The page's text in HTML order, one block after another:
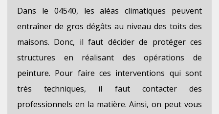
Dans le 04540, les aléas climatiques peuvent
entraîner de gros dégâts au niveau des toits des
maisons. Donc, il faut décider de protéger ces
structures en réalisant des opérations de
peinture. Pour faire ces interventions qui sont
très techniques, il faut contacter des
professionnels en la matière. Ainsi, on peut vous